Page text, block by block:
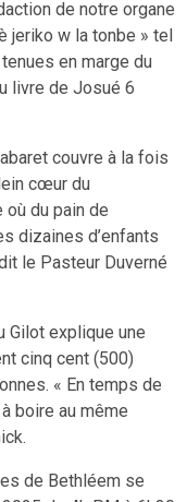
de notre organe
jeriko w la tonbe » tel
en marge du
livre de Josué 6
couvre à la fois
cœur du
du pain de
dizaines d’enfants
le Pasteur Duverné
Gilot explique une
cinq cent (500)
« En temps de
boire au même
de Bethléem se